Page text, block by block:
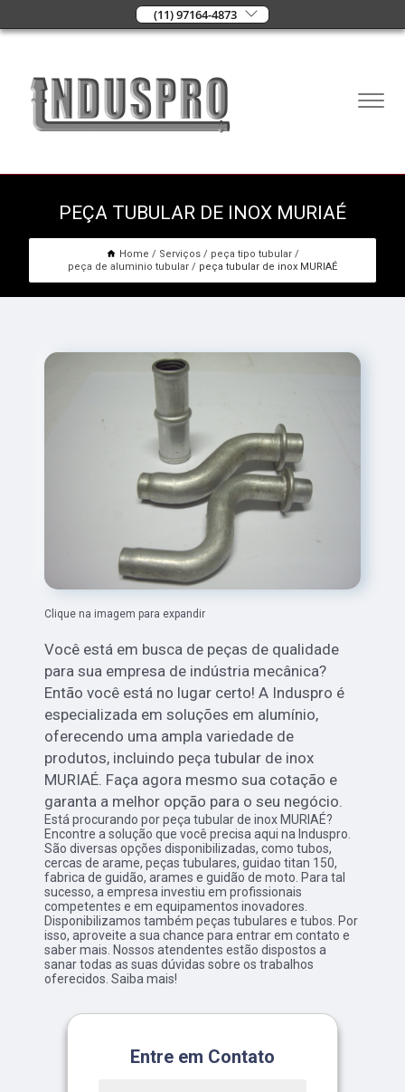
(11) 97164-4873
PEÇA TUBULAR DE INOX MURIAÉ
Home Serviços
peça tipo tubular
peça de aluminio tubular
peça tubular de inox MURIAÉ
Clique na imagem para expandir
Você está em busca de peças de qualidade
para sua empresa de indústria mecânica?
Então você está no lugar certo! A Induspro é
especializada em soluções em alumínio,
oferecendo uma ampla variedade de
produtos, incluindo peça tubular de inox
MURIAÉ. Faça agora mesmo sua cotação e
garanta a melhor opção para o seu negócio.
Está procurando por peça tubular de inox MURIAÉ?
Encontre a solução que você precisa aqui na Induspro.
São diversas opções disponibilizadas, como tubos,
cercas de arame, peças tubulares, guidao titan 150,
fabrica de guidão, arames e guidão de moto. Para tal
sucesso, a empresa investiu em profissionais
competentes e em equipamentos inovadores.
Disponibilizamos também peças tubulares e tubos. Por
isso, aproveite a sua chance para entrar em contato e
saber mais. Nossos atendentes estão dispostos a
sanar todas as suas dúvidas sobre os trabalhos
oferecidos. Saiba mais!
Entre em Contato